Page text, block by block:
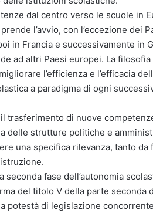
dal centro verso le scuole in
l’avvio, con l’eccezione dei
in Francia e successivamente in
ad altri Paesi europei. La
l’efficienza e l’efficacia
a paradigma di ogni
di nuove
delle strutture politiche e
una specifica rilevanza, tanto da
fase dell’autonomia
del titolo V della parte seconda
potestà di legislazione